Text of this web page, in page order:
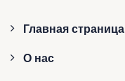
Главная страница
О нас